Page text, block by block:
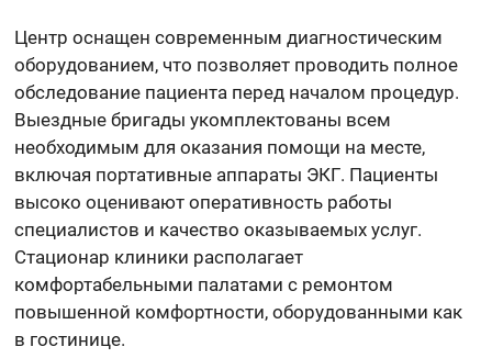
Центр оснащен современным диагностическим
оборудованием, что позволяет проводить полное
обследование пациента перед началом процедур.
Выездные бригады укомплектованы всем
необходимым для оказания помощи на месте,
включая портативные аппараты ЭКГ. Пациенты
высоко оценивают оперативность работы
специалистов и качество оказываемых услуг.
Стационар клиники располагает
комфортабельными палатами с ремонтом
повышенной комфортности, оборудованными как
в гостинице.